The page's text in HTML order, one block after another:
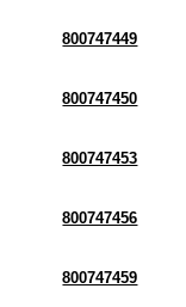
800747449
800747450
800747453
800747456
800747459